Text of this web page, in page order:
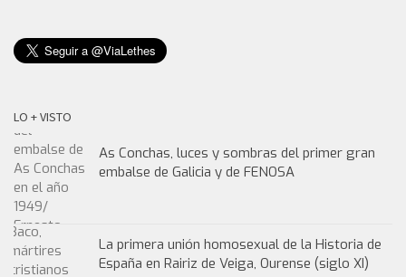
LO + VISTO
As Conchas, luces y sombras del primer gran
embalse de Galicia y de FENOSA
La primera unión homosexual de la Historia de
España en Rairiz de Veiga, Ourense (siglo XI)